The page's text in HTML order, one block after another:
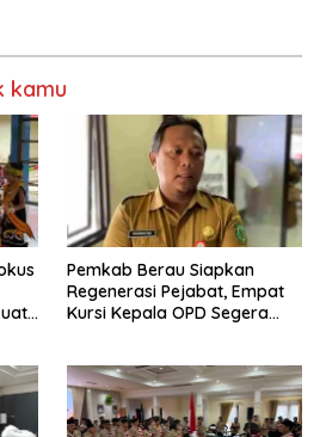
kamu
Pemkab Berau Siapkan
Regenerasi Pejabat, Empat
Kursi Kepala OPD Segera